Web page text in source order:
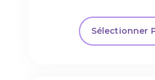
Sélectionner